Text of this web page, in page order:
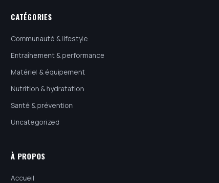
CATÉGORIES
Communauté & lifestyle
Entraînement & performance
Matériel & équipement
Nutrition & hydratation
Santé & prévention
Uncategorized
À PROPOS
Accueil